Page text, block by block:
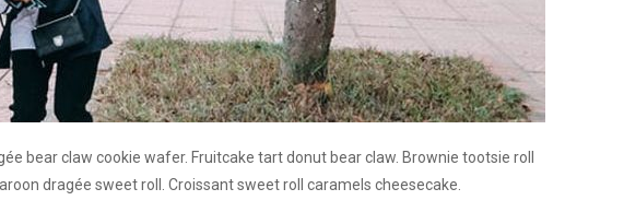
bear claw cookie wafer. Fruitcake tart donut bear claw. Brownie tootsie roll
dragée sweet roll. Croissant sweet roll caramels cheesecake.